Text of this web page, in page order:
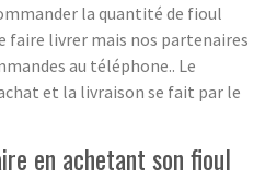
la quantité de fioul
faire livrer mais nos partenaires
au téléphone.. Le
et la livraison se fait par le
en achetant son fioul